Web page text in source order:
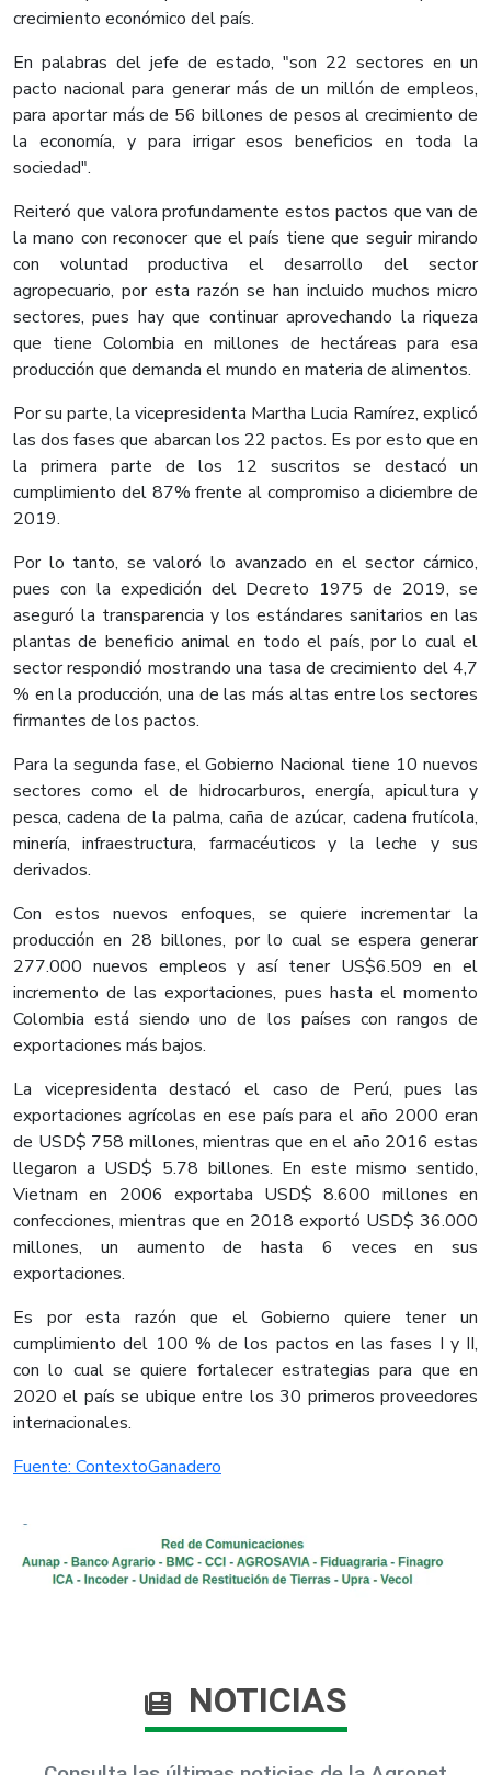
crecimiento económico del país.
En palabras del jefe de estado, "son 22 sectores en un
pacto nacional para generar más de un millón de empleos,
para aportar más de 56 billones de pesos al crecimiento de
la economía, y para irrigar esos beneficios en toda la
sociedad".
Reiteró que valora profundamente estos pactos que van de
la mano con reconocer que el país tiene que seguir mirando
con voluntad productiva el desarrollo del sector
agropecuario, por esta razón se han incluido muchos micro
sectores, pues hay que continuar aprovechando la riqueza
que tiene Colombia en millones de hectáreas para esa
producción que demanda el mundo en materia de alimentos.
Por su parte, la vicepresidenta Martha Lucia Ramírez, explicó
las dos fases que abarcan los 22 pactos. Es por esto que en
la primera parte de los 12 suscritos se destacó un
cumplimiento del 87% frente al compromiso a diciembre de
2019.
Por lo tanto, se valoró lo avanzado en el sector cárnico,
pues con la expedición del Decreto 1975 de 2019, se
aseguró la transparencia y los estándares sanitarios en las
plantas de beneficio animal en todo el país, por lo cual el
sector respondió mostrando una tasa de crecimiento del 4,7
% en la producción, una de las más altas entre los sectores
firmantes de los pactos.
Para la segunda fase, el Gobierno Nacional tiene 10 nuevos
sectores como el de hidrocarburos, energía, apicultura y
pesca, cadena de la palma, caña de azúcar, cadena frutícola,
minería, infraestructura, farmacéuticos y la leche y sus
derivados.
Con estos nuevos enfoques, se quiere incrementar la
producción en 28 billones, por lo cual se espera generar
277.000 nuevos empleos y así tener US$6.509 en el
incremento de las exportaciones, pues hasta el momento
Colombia está siendo uno de los países con rangos de
exportaciones más bajos.
La vicepresidenta destacó el caso de Perú, pues las
exportaciones agrícolas en ese país para el año 2000 eran
de USD$ 758 millones, mientras que en el año 2016 estas
llegaron a USD$ 5.78 billones. En este mismo sentido,
Vietnam en 2006 exportaba USD$ 8.600 millones en
confecciones, mientras que en 2018 exportó USD$ 36.000
millones, un aumento de hasta 6 veces en sus
exportaciones.
Es por esta razón que el Gobierno quiere tener un
cumplimiento del 100 % de los pactos en las fases I y II,
con lo cual se quiere fortalecer estrategias para que en
2020 el país se ubique entre los 30 primeros proveedores
internacionales.
Fuente: ContextoGanadero
NOTICIAS